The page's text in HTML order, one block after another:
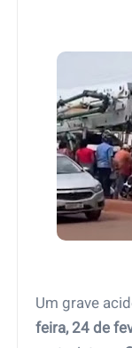
Um grave
feira, 24 de